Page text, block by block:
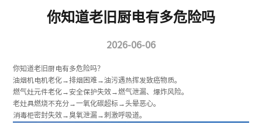
你知道老旧厨电有多危险吗
2026-06-06
你知道老旧厨电有多危险吗？
油烟机电机老化→排烟困难→油污遇热挥发致癌物质。
燃气灶元件老化→安全保护失效→燃气泄漏、爆炸风险。
老灶具燃烧不充分→一氧化碳超标→头晕恶心。
消毒柜密封失效→臭氧泄漏→刺激呼吸道。